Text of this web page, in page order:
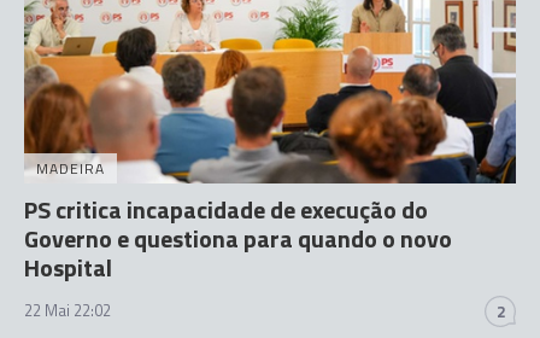
MADEIRA
PS critica incapacidade de execução do
Governo e questiona para quando o novo
Hospital
22 Mai 22:02 2